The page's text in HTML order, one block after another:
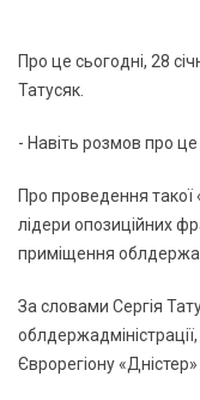
Про це сьогодні, 28
Татусяк.
- Навіть розмов про це
Про проведення такої
лідери опозиційних
приміщення
За словами Сергія
Єврорегіону